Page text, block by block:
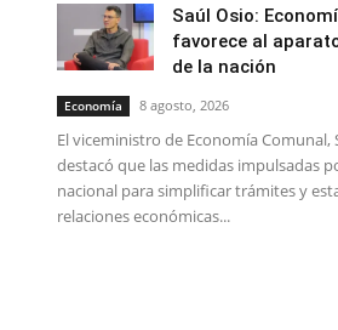
Saúl Osio:
favorece al
de la nación
Economía 8 agosto, 2026
El viceministro de Economía Comunal,
destacó que las medidas impulsadas
nacional para simplificar trámites y
relaciones económicas...